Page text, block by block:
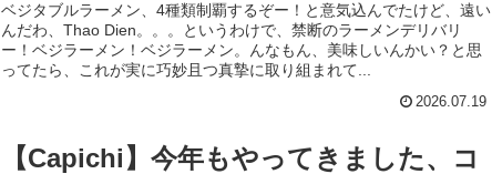
ベジタブルラーメン、4種類制覇するぞー！と意気込んでたけど、遠い
んだわ、Thao Dien。。。というわけで、禁断のラーメンデリバリ
ー！ベジラーメン！ベジラーメン。んなもん、美味しいんかい？と思
ってたら、これが実に巧妙且つ真摯に取り組まれて...
2026.07.19
【Capichi】今年もやってきました、コ